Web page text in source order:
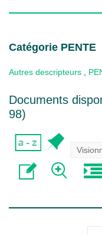
Catégorie PENTE
Autres descripteurs
Documents
98)